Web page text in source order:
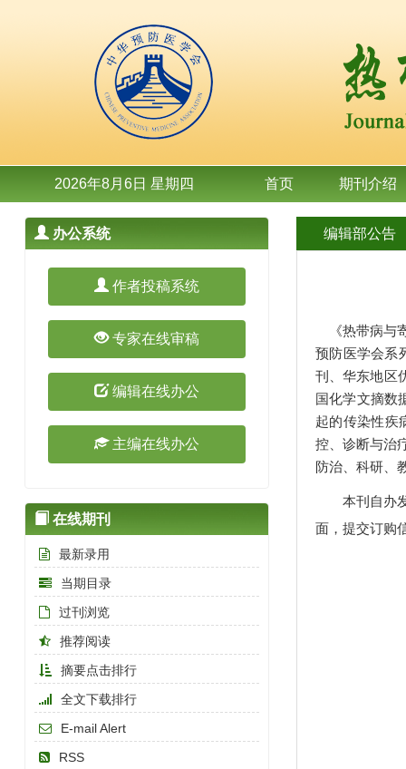
2026年8月6日 星期四 首页 期刊介绍
编辑部公告
《热带病
预防医学会系
刊、华东地区
国化学文摘数
起的传染性疾
控、诊断与治
防治、科研、
本刊自办
面，提交订购
办公系统
作者投稿系统
专家在线审稿
编辑在线办公
主编在线办公
在线期刊
最新录用
当期目录
过刊浏览
推荐阅读
摘要点击排行
全文下载排行
E-mail Alert
RSS